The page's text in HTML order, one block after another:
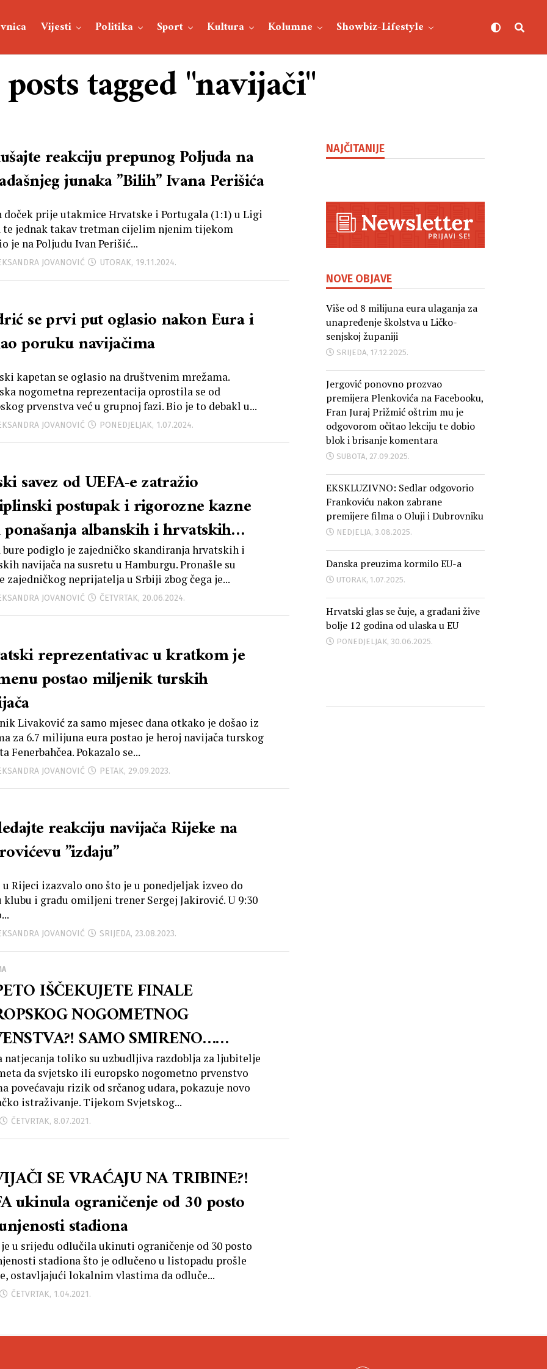
Vijesti Politika Sport Kultura Kolumne Showbiz-Lifestyle
tagged "navijači"
reakciju prepunog Poljuda na
junaka ”Bilih” Ivana Perišića
doček prije utakmice Hrvatske i Portugala (1:1) u Ligi
te jednak takav tretman cijelim njenim tijekom
je na Poljudu Ivan Perišić...
JOVANOVIĆ UTORAK, 19.11.2024.
se prvi put oglasio nakon Eura i
poruku navijačima
kapetan se oglasio na društvenim mrežama.
nogometna reprezentacija oprostila se od
prvenstva već u grupnoj fazi. Bio je to debakl u...
JOVANOVIĆ PONEDJELJAK, 1.07.2024.
od UEFA-e zatražio
postupak i rigorozne kazne
albanskih i hrvatskih
bure podiglo je zajedničko skandiranja hrvatskih i
navijača na susretu u Hamburgu. Pronašle su
zajedničkog neprijatelja u Srbiji zbog čega je...
JOVANOVIĆ ČETVRTAK, 20.06.2024.
reprezentativac u kratkom je
postao miljenik turskih
Livaković za samo mjesec dana otkako je došao iz
za 6.7 milijuna eura postao je heroj navijača turskog
Fenerbahčea. Pokazalo se...
JOVANOVIĆ PETAK, 29.09.2023.
reakciju navijača Rijeke na
”izdaju”
u Rijeci izazvalo ono što je u ponedjeljak izveo do
klubu i gradu omiljeni trener Sergej Jakirović. U 9:30
JOVANOVIĆ SRIJEDA, 23.08.2023.
IŠČEKUJETE FINALE
NOGOMETNOG
SAMO SMIRENO…
utakmice rizične su osjetljivima
natjecanja toliko su uzbudljiva razdoblja za ljubitelje
da svjetsko ili europsko nogometno prvenstvo
povećavaju rizik od srčanog udara, pokazuje novo
istraživanje. Tijekom Svjetskog...
ČETVRTAK, 8.07.2021.
SE VRAĆAJU NA TRIBINE?!
ukinula ograničenje od 30 posto
stadiona
je u srijedu odlučila ukinuti ograničenje od 30 posto
stadiona što je odlučeno u listopadu prošle
ostavljajući lokalnim vlastima da odluče...
ČETVRTAK, 1.04.2021.
NAJČITANIJE
NOVE OBJAVE
Više od 8 milijuna eura ulaganja za
unapređenje školstva u Ličko-
senjskoj županiji
SRIJEDA, 17.12.2025.
Jergović ponovno prozvao
premijera Plenkovića na Facebooku,
Fran Juraj Prižmić oštrim mu je
odgovorom očitao lekciju te dobio
blok i brisanje komentara
SUBOTA, 27.09.2025.
EKSKLUZIVNO: Sedlar odgovorio
Frankoviću nakon zabrane
premijere filma o Oluji i Dubrovniku
NEDJELJA, 3.08.2025.
Danska preuzima kormilo EU-a
UTORAK, 1.07.2025.
Hrvatski glas se čuje, a građani žive
bolje 12 godina od ulaska u EU
PONEDJELJAK, 30.06.2025.